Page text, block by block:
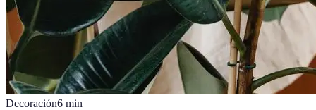
Decoración6 min